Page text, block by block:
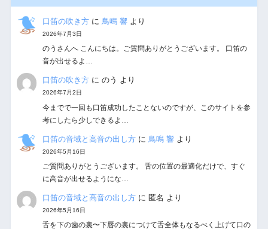
口笛の吹き方 に鳥鳴 響 より
2026年7月3日
のうさんへ こんにちは。ご質問ありがとうございます。 口笛の
音が出せるよ…
口笛の吹き方 にのう より
2026年7月2日
今までで一回も口笛成功したことないのですが、このサイトを参
考にしたら少しできるよ…
口笛の音域と高音の出し方 に 鳥鳴 響 より
2026年5月16日
ご質問ありがとうございます。 舌の位置の最適化だけで、すぐ
に高音が出せるようにな…
口笛の音域と高音の出し方 に 匿名 より
2026年5月16日
舌を下の歯の裏〜下唇の裏につけて舌全体もなるべく上げて口の